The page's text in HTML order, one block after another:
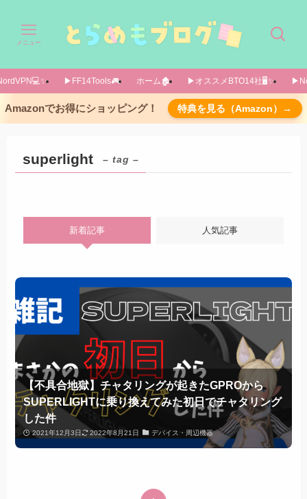
メニュー
▶FF14Tools🎮️ ホーム🏚️ ▶オススメBTO14社🖥️✨️
Amazonでお得にショッピング！ 特典を見る（Amazon）→
superlight – tag –
新着記事 人気記事
【不具合地獄】チャタリングが起きたGPROから
SUPERLIGHTに乗り換えてみた初日でチャタリング
した件
2021年12月3日 2022年8月21日 デバイス・周辺機器